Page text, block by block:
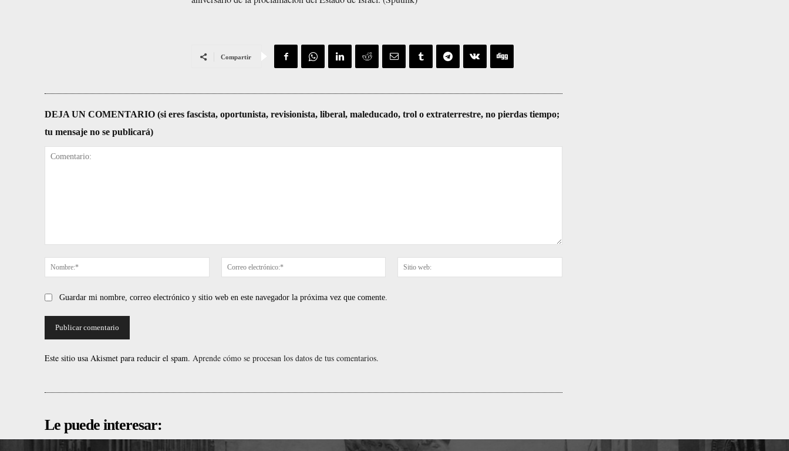
Compartir
DEJA UN COMENTARIO (si eres fascista, oportunista, revisionista, liberal, maleducado, trol o extraterrestre, no pierdas tiempo;
tu mensaje no se publicará)
Nombre:*
Correo
electrónico:*
web:
Guardar mi nombre, correo electrónico y sitio web en este navegador la próxima vez que comente.
Este sitio usa Akismet para reducir el spam. Aprende cómo se procesan los datos de tus comentarios.
Le puede interesar: